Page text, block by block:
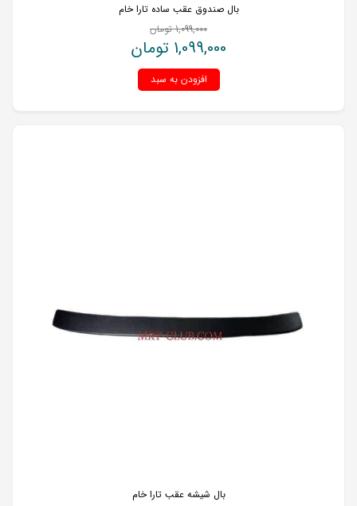
بال صندوق عقب ساده تارا خام
1,099,000 تومان
1,099,000 تومان
افزودن به سبد
بال شیشه عقب تارا خام